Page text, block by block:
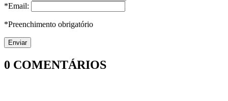
*Email:
*Preenchimento obrigatório
0 COMENTÁRIOS